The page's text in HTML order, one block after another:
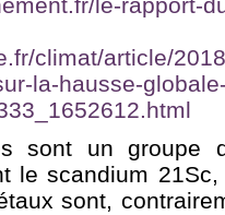
climat/article/
la-hausse-
sont un groupe
le scandium
sont,